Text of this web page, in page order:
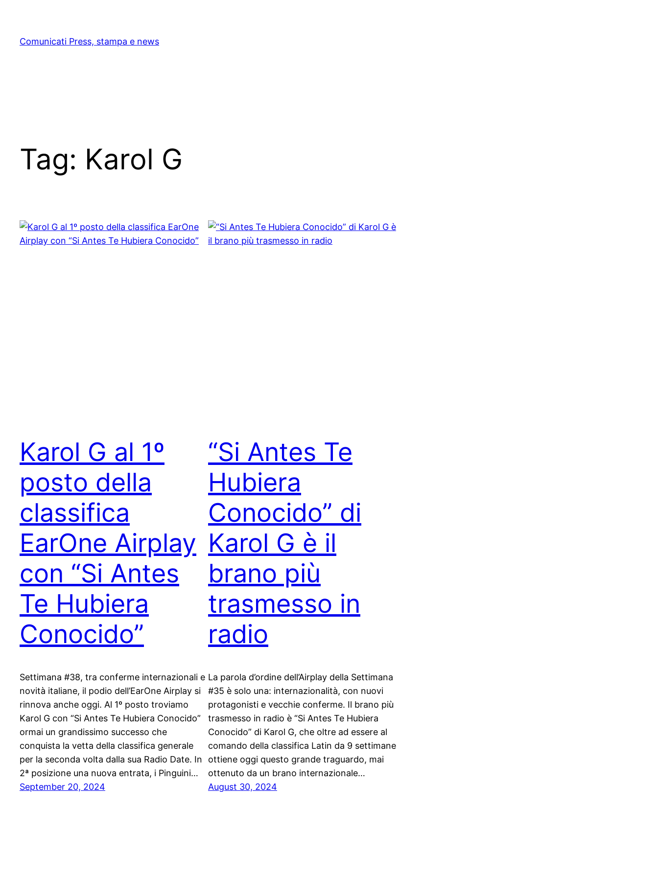
content
Comunicati Press, stampa e news
Tag: Karol G
Karol G al 1º
posto della
classifica
EarOne Airplay
con “Si Antes
Te Hubiera
Conocido”
Settimana #38, tra conferme internazionali e
novità italiane, il podio dell’EarOne Airplay si
rinnova anche oggi. Al 1º posto troviamo
Karol G con “Si Antes Te Hubiera Conocido”
ormai un grandissimo successo che
conquista la vetta della classifica generale
per la seconda volta dalla sua Radio Date. In
2ª posizione una nuova entrata, i Pinguini…
September 20, 2024
“Si Antes Te
Hubiera
Conocido” di
Karol G è il
brano più
trasmesso in
radio
La parola d’ordine dell’Airplay della Settimana
#35 è solo una: internazionalità, con nuovi
protagonisti e vecchie conferme. Il brano più
trasmesso in radio è “Si Antes Te Hubiera
Conocido” di Karol G, che oltre ad essere al
comando della classifica Latin da 9 settimane
ottiene oggi questo grande traguardo, mai
ottenuto da un brano internazionale…
August 30, 2024